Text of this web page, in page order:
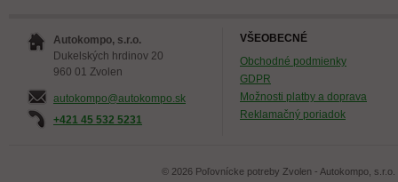
Autokompo, s.r.o.
Dukelských hrdinov 20
960 01 Zvolen
autokompo@autokompo.sk
+421 45 532 5231
VŠEOBECNÉ
Obchodné podmienky
GDPR
Možnosti platby a doprava
Reklamačný poriadok
© 2026 Poľovnícke potreby Zvolen - Autokompo, s.r.o.